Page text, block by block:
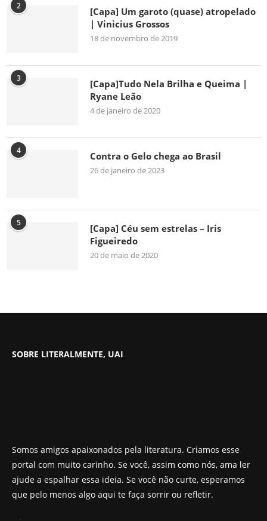
2
[Capa] Um garoto (quase) atropelado
| Vinicius Grossos
18 de novembro de 2019
3
[Capa]Tudo Nela Brilha e Queima |
Ryane Leão
4 de janeiro de 2020
4 Contra o Gelo chega ao Brasil
26 de janeiro de 2023
5
[Capa] Céu sem estrelas – Iris
Figueiredo
20 de maio de 2020
SOBRE LITERALMENTE, UAI
Somos amigos apaixonados pela literatura. Criamos esse
portal com muito carinho. Se você, assim como nós, ama ler
ajude a espalhar essa ideia. Se você não curte, esperamos
que pelo menos algo aqui te faça sorrir ou refletir.